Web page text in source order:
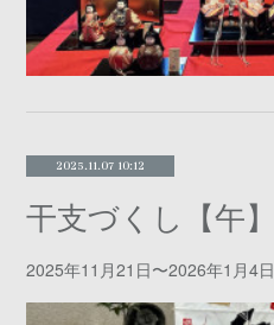
2025.11.07 10:12
干支づくし【午】
2025年11月21日〜2026年1月4日